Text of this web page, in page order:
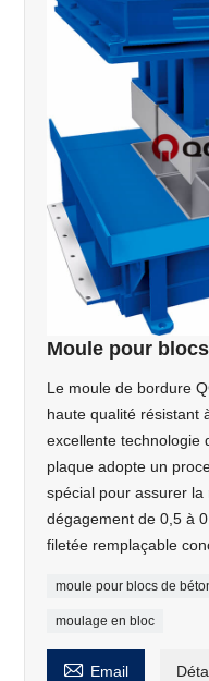
Moule pour
Le moule de bordure
haute qualité résistant
excellente technologie
plaque adopte un
spécial pour assurer la
dégagement de 0,5 à
filetée remplaçable
moule pour blocs de
moulage en bloc
 Email